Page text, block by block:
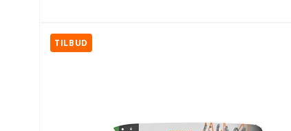
TILBUD